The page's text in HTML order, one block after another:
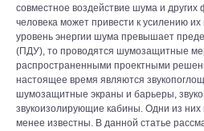
совместное воздействие шума и других
человека может привести к усилению
уровень энергии шума превышает
(ПДУ), то проводятся шумозащитные
распространенными проектными
настоящее время являются
шумозащитные экраны и барьеры,
звукоизолирующие кабины. Одни из них
менее известны. В данной статье